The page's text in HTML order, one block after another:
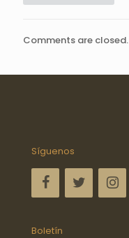
Comments are closed.
Síguenos
Boletín